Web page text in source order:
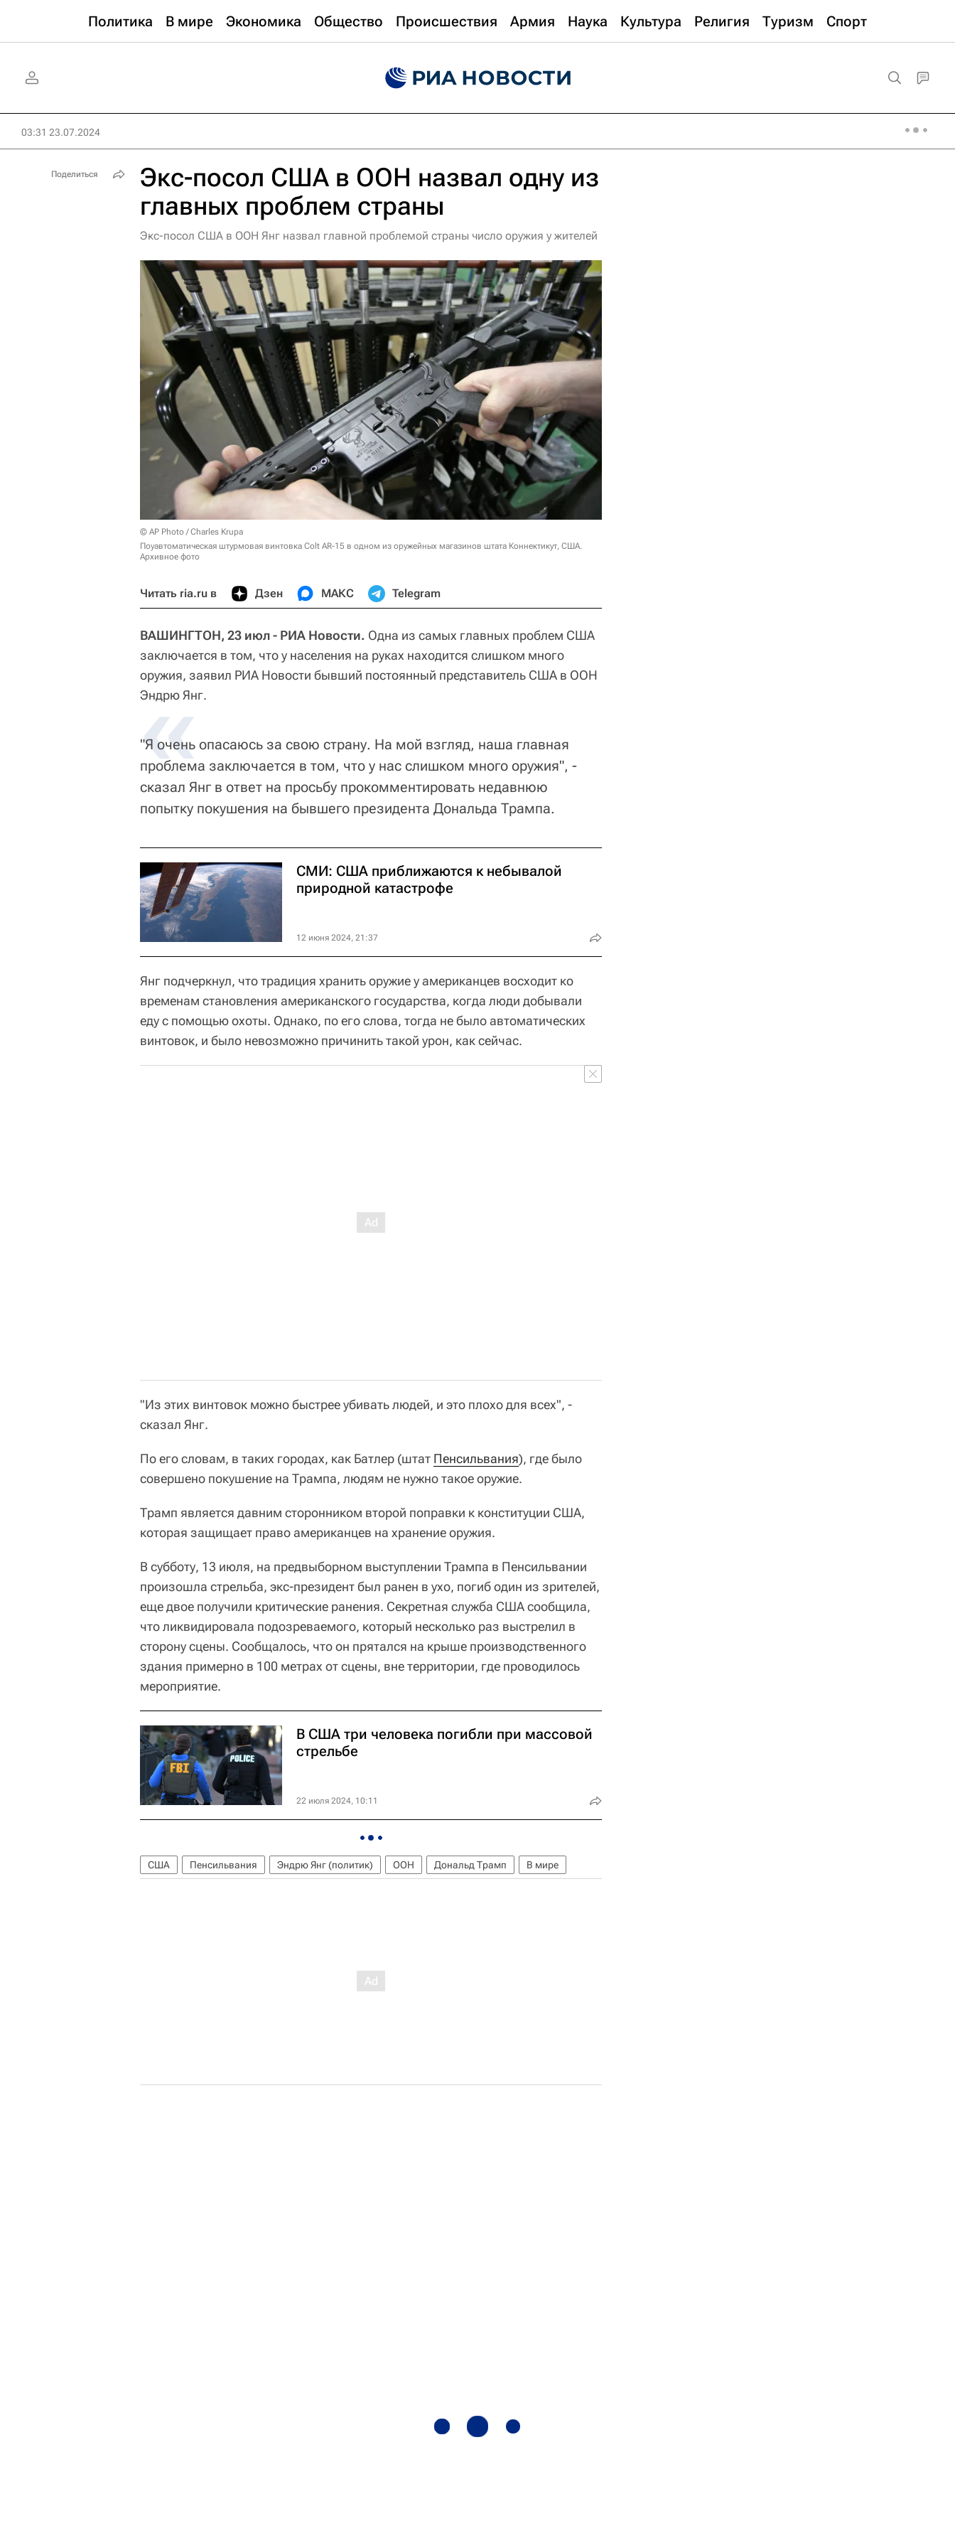
Политика В мире Экономика Общество Происшествия Армия Наука Культура Религия Туризм Спорт
03:31 23.07.2024
Экс-посол США в ООН назвал одну из
главных проблем страны
Экс-посол США в ООН Янг назвал главной проблемой страны число оружия у жителей
© AP Photo / Charles Krupa
Поуавтоматическая штурмовая винтовка Colt AR-15 в одном из оружейных магазинов штата Коннектикут, США.
Архивное фото
Читать ria.ru в Дзен МАКС Telegram
ВАШИНГТОН, 23 июл - РИА Новости. Одна из самых главных проблем США
заключается в том, что у населения на руках находится слишком много
оружия, заявил РИА Новости бывший постоянный представитель США в ООН
Эндрю Янг.
«
"Я очень опасаюсь за свою страну. На мой взгляд, наша главная
проблема заключается в том, что у нас слишком много оружия", -
сказал Янг в ответ на просьбу прокомментировать недавнюю
попытку покушения на бывшего президента Дональда Трампа.
СМИ: США приближаются к небывалой
природной катастрофе
12 июня 2024, 21:37
Янг подчеркнул, что традиция хранить оружие у американцев восходит ко
временам становления американского государства, когда люди добывали
еду с помощью охоты. Однако, по его слова, тогда не было автоматических
винтовок, и было невозможно причинить такой урон, как сейчас.
"Из этих винтовок можно быстрее убивать людей, и это плохо для всех", -
сказал Янг.
По его словам, в таких городах, как Батлер (штат Пенсильвания), где было
совершено покушение на Трампа, людям не нужно такое оружие.
Трамп является давним сторонником второй поправки к конституции США,
которая защищает право американцев на хранение оружия.
В субботу, 13 июля, на предвыборном выступлении Трампа в Пенсильвании
произошла стрельба, экс-президент был ранен в ухо, погиб один из зрителей,
еще двое получили критические ранения. Секретная служба США сообщила,
что ликвидировала подозреваемого, который несколько раз выстрелил в
сторону сцены. Сообщалось, что он прятался на крыше производственного
здания примерно в 100 метрах от сцены, вне территории, где проводилось
мероприятие.
В США три человека погибли при массовой
стрельбе
22 июля 2024, 10:11
США Пенсильвания Эндрю Янг (политик) ООН Дональд Трамп В мире
Поделиться